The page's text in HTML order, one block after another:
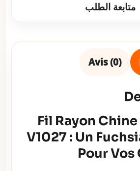
متابعة الطلب
Avis (0)
Fil Rayon
V1027 : Un
Pour